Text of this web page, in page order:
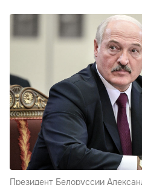
Президент Белоруссии